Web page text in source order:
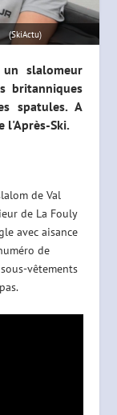
(SkiActu)
slalomeur
britanniques
spatules. A
l'Après-Ski.
de Val
de La Fouly
avec aisance
de
vêtements